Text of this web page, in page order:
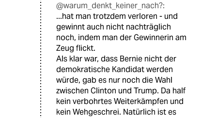
@warum_denkt_keiner_nach?:
...hat man trotzdem verloren - und
gewinnt auch nicht nachträglich
noch, indem man der Gewinnerin am
Zeug flickt.
Als klar war, dass Bernie nicht der
demokratische Kandidat werden
würde, gab es nur noch die Wahl
zwischen Clinton und Trump. Da half
kein verbohrtes Weiterkämpfen und
kein Wehgeschrei. Natürlich ist es